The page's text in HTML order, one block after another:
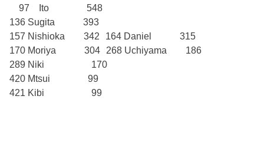
97 Ito 548
136 Sugita 393
157 Nishioka 342 164 Daniel 315
170 Moriya 304 268 Uchiyama 186
289 Niki 170
420 Mtsui 99
421 Kibi 99